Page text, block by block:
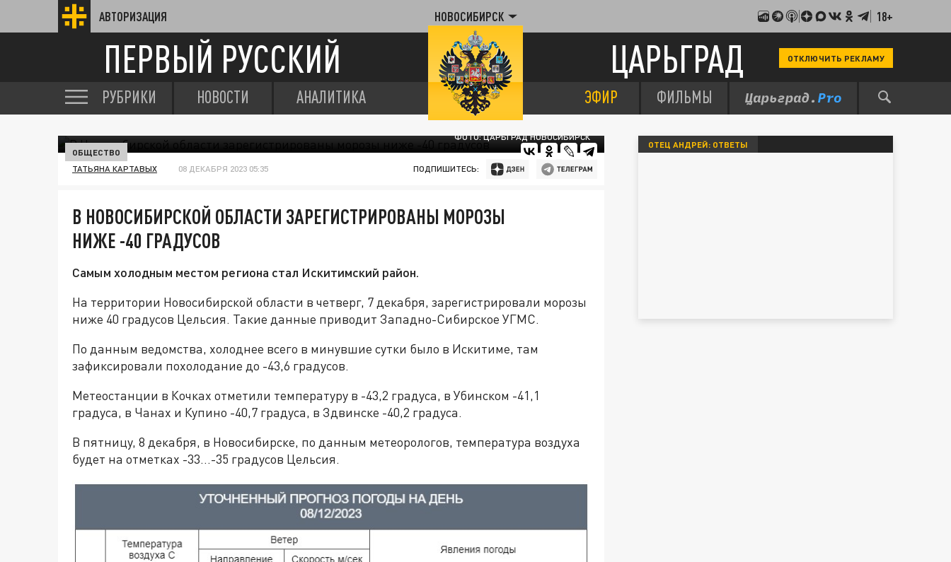
АВТОРИЗАЦИЯ НОВОСИБИРСК 18+
ПЕРВЫЙ РУССКИЙ ЦАРЬГРАД ОТКЛЮЧИТЬ РЕКЛАМУ
РУБРИКИ НОВОСТИ АНАЛИТИКА ЭФИР ФИЛЬМЫ
ФОТО: ЦАРЬГРАД НОВОСИБИРСК
ОБЩЕСТВО
ТАТЬЯНА КАРТАВЫХ 08 ДЕКАБРЯ 2023 05:35 ПОДПИШИТЕСЬ:
В НОВОСИБИРСКОЙ ОБЛАСТИ ЗАРЕГИСТРИРОВАНЫ МОРОЗЫ
НИЖЕ -40 ГРАДУСОВ
Самым холодным местом региона стал Искитимский район.
На территории Новосибирской области в четверг, 7 декабря, зарегистрировали морозы
ниже 40 градусов Цельсия. Такие данные приводит Западно-Сибирское УГМС.
По данным ведомства, холоднее всего в минувшие сутки было в Искитиме, там
зафиксировали похолодание до -43,6 градусов.
Метеостанции в Кочках отметили температуру в -43,2 градуса, в Убинском -41,1
градуса, в Чанах и Купино -40,7 градуса, в Здвинске -40,2 градуса.
В пятницу, 8 декабря, в Новосибирске, по данным метеорологов, температура воздуха
будет на отметках -33…-35 градусов Цельсия.
ОТЕЦ АНДРЕЙ: ОТВЕТЫ